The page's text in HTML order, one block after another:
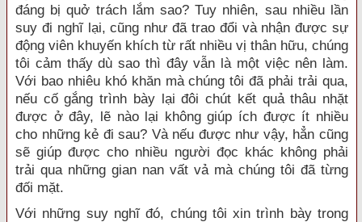
đáng bị quở trách lắm sao? Tuy nhiên, sau nhiều lần
suy đi nghĩ lại, cũng như đã trao đổi và nhận được sự
động viên khuyến khích từ rất nhiều vị thân hữu, chúng
tôi cảm thấy dù sao thì đây vẫn là một việc nên làm.
Với bao nhiêu khó khăn mà chúng tôi đã phải trải qua,
nếu cố gắng trình bày lại đôi chút kết quả thâu nhặt
được ở đây, lẽ nào lại không giúp ích được ít nhiều
cho những kẻ đi sau? Và nếu được như vậy, hẳn cũng
sẽ giúp được cho nhiều người đọc khác không phải
trải qua những gian nan vất vả mà chúng tôi đã từng
đối mặt.
Với những suy nghĩ đó, chúng tôi xin trình bày trong